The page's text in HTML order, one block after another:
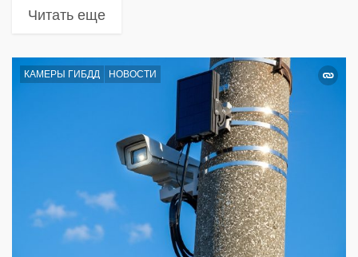
Читать еще
КАМЕРЫ ГИБДД НОВОСТИ